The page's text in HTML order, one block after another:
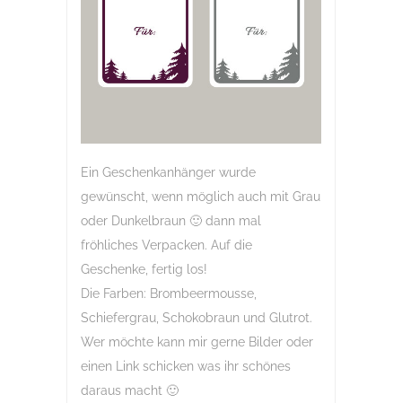
Ein Geschenkanhänger wurde
gewünscht, wenn möglich auch mit Grau
oder Dunkelbraun 🙂 dann mal
fröhliches Verpacken. Auf die
Geschenke, fertig los!
Die Farben: Brombeermousse,
Schiefergrau, Schokobraun und Glutrot.
Wer möchte kann mir gerne Bilder oder
einen Link schicken was ihr schönes
daraus macht 🙂